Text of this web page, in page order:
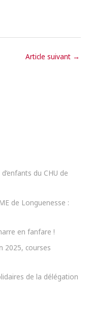
Article suivant →
du CHU de
de Longuenesse :
en fanfare !
2025, courses
de la délégation